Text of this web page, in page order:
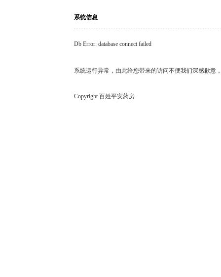
系统信息
Db Error: database connect failed
系统运行异常，由此给您带来的访问不便我们深感歉意
Copyright 百姓平安药房